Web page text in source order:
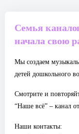
Семья
начала свою
Мы создаем
детей дошкольного
Смотрите и
“Наше всё” – канал
Наши контакты: